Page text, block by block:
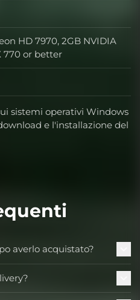
HD 7970, 2GB NVIDIA
770 or better
sistemi operativi Windows
e l'installazione del
averlo acquistato?